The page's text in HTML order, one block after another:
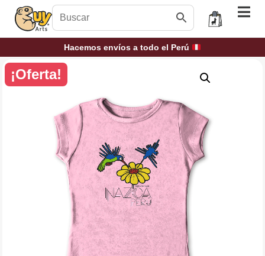
Hacemos envíos a todo el Perú
¡Oferta!